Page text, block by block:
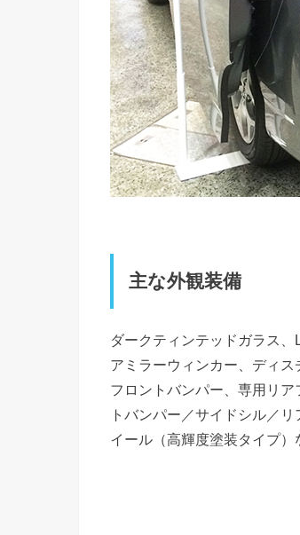
主な外観装備
ダークティンテッドガラス
アミラーウィンカー、ディ
フロントバンパー、専用リ
トバンパー／サイドシル／
イール（高輝度塗装タイプ）